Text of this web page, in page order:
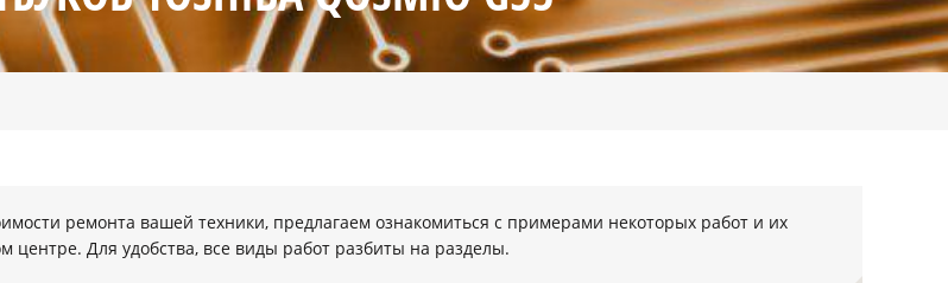
ремонта вашей техники, предлагаем ознакомиться с примерами некоторых работ и их
центре. Для удобства, все виды работ разбиты на разделы.